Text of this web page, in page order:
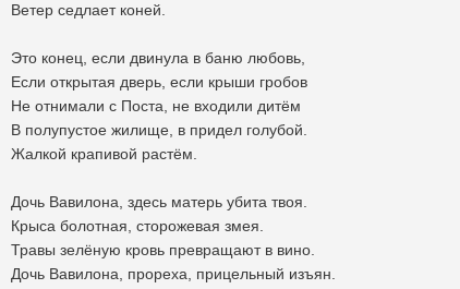
Ветер седлает коней.
Это конец, если двинула в баню любовь,
Если открытая дверь, если крыши гробов
Не отнимали с Поста, не входили дитëм
В полупустое жилище, в придел голубой.
Жалкой крапивой растëм.
Дочь Вавилона, здесь матерь убита твоя.
Крыса болотная, сторожевая змея.
Травы зелëную кровь превращают в вино.
Дочь Вавилона, прореха, прицельный изъян.